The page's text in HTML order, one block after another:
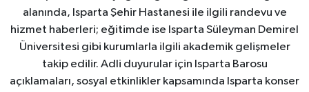
alanında, Isparta Şehir Hastanesi ile ilgili randevu ve
hizmet haberleri; eğitimde ise Isparta Süleyman Demirel
Üniversitesi gibi kurumlarla ilgili akademik gelişmeler
takip edilir. Adli duyurular için Isparta Barosu
açıklamaları, sosyal etkinlikler kapsamında Isparta konser